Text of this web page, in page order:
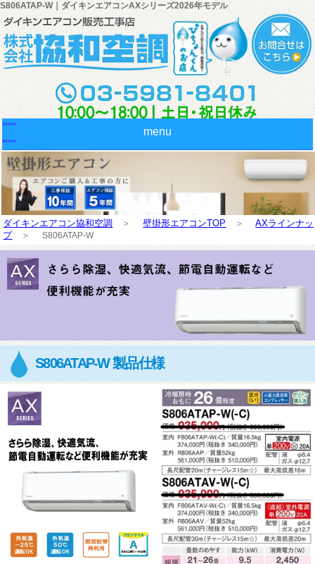
S806ATAP-W｜ダイキンエアコンAXシリーズ2026年モデル
menu
ダイキンエアコン協和空調 ＞壁掛形エアコンTOP ＞AXラインナッ
プ＞S806ATAP-W
S806ATAP-W 製品仕様